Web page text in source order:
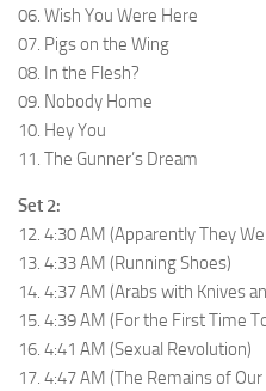
06. Wish You Were Here
07. Pigs on the Wing
08. In the Flesh?
09. Nobody Home
10. Hey You
11. The Gunner’s Dream
Set 2:
12. 4:30 AM (Apparently They
13. 4:33 AM (Running Shoes)
14. 4:37 AM (Arabs with Knives
15. 4:39 AM (For the First Time
16. 4:41 AM (Sexual Revolution)
17. 4:47 AM (The Remains of Our